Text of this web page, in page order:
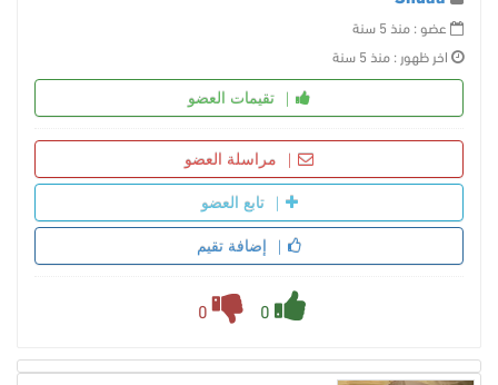
عضو : منذ 5 سنة
اخر ظهور : منذ 5 سنة
تقيمات العضو
مراسلة العضو
تابع العضو
إضافة تقيم
0
0